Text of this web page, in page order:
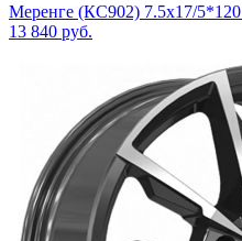
Меренге (КС902) 7.5x17/
13 840 руб.